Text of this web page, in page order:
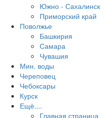
Южно - Сахалинск
Приморский край
Поволжье
Башкирия
Самара
Чувашия
Мин. воды
Череповец
Чебоксары
Курск
Ещё....
Главная страница